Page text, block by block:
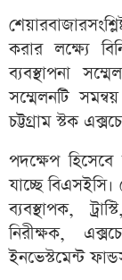
করার লক্ষ্যে
ব্যবস্থাপনা
সম্মেলনটি
চট্টগ্রাম স্টক
পদক্ষেপ
যাচ্ছে
ব্যবস্থাপক,
নিরীক্ষক,
ইনভেস্টমেন্ট